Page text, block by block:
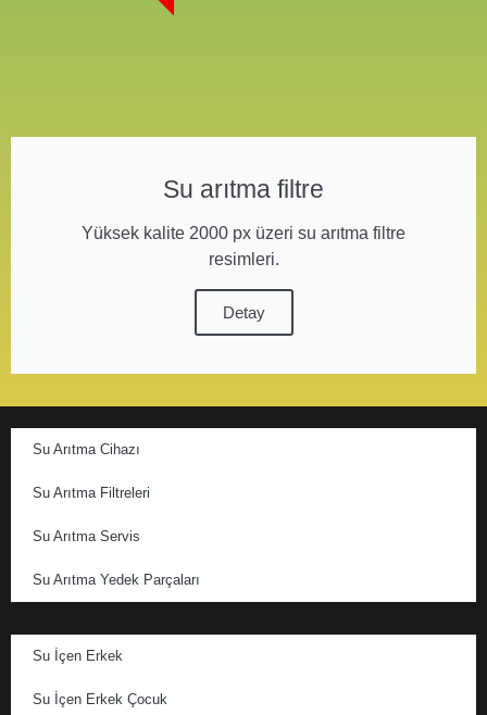
Su arıtma filtre
Yüksek kalite 2000 px üzeri su arıtma filtre
resimleri.
Detay
Su Arıtma Cihazı
Su Arıtma Filtreleri
Su Arıtma Servis
Su Arıtma Yedek Parçaları
Su İçen Erkek
Su İçen Erkek Çocuk